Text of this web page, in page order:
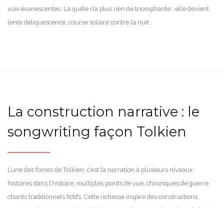
voix évanescentes. La quête n’a plus rien de triomphante ; elle devient
lente déliquescence, course solaire contre la nuit.
La construction narrative : le
songwriting façon Tolkien
L’une des forces de Tolkien, c’est la narration à plusieurs niveaux :
histoires dans l’histoire, multiples points de vue, chroniques de guerre,
chants traditionnels fictifs. Cette richesse inspire des constructions